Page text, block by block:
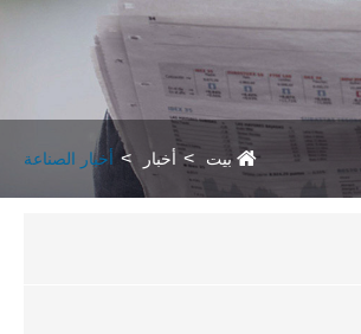
بيت أخبار أخبار الصناعة